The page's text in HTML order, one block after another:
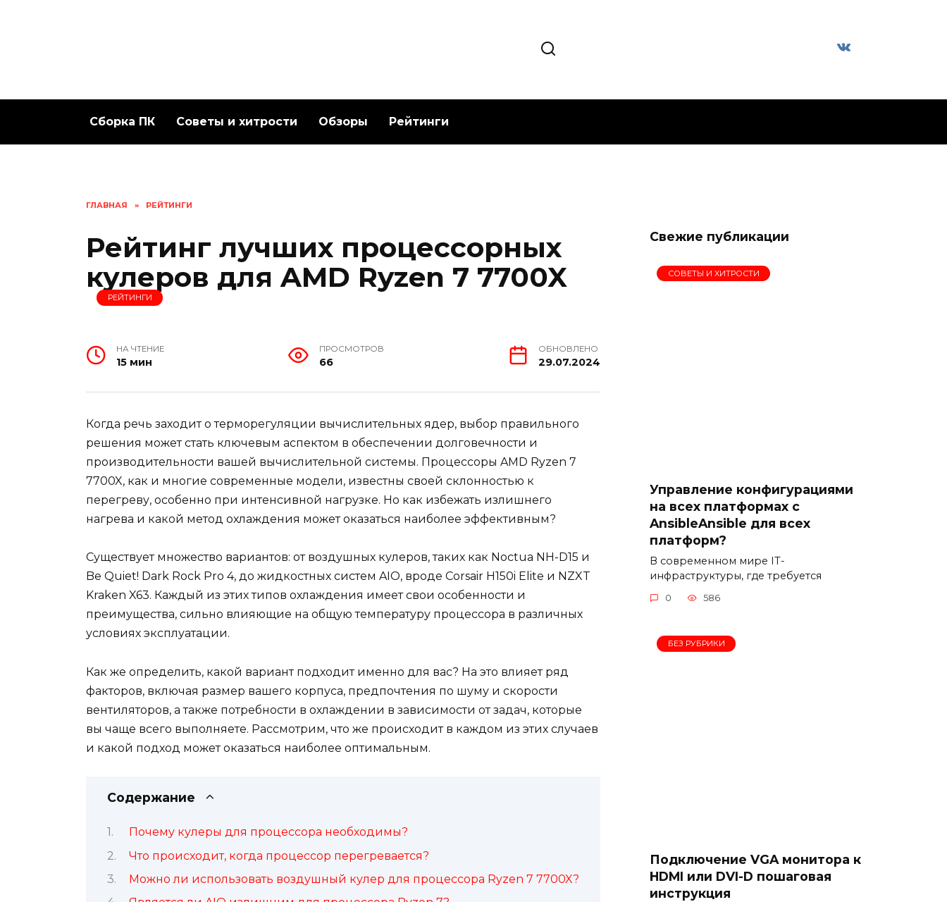
Сборка ПК Советы и хитрости Обзоры Рейтинги
ГЛАВНАЯ » РЕЙТИНГИ
Рейтинг лучших процессорных
кулеров для AMD Ryzen 7 7700X
РЕЙТИНГИ
НА ЧТЕНИЕ
15 мин
ПРОСМОТРОВ
66
ОБНОВЛЕНО
29.07.2024
Когда речь заходит о терморегуляции вычислительных ядер, выбор правильного
решения может стать ключевым аспектом в обеспечении долговечности и
производительности вашей вычислительной системы. Процессоры AMD Ryzen 7
7700X, как и многие современные модели, известны своей склонностью к
перегреву, особенно при интенсивной нагрузке. Но как избежать излишнего
нагрева и какой метод охлаждения может оказаться наиболее эффективным?
Существует множество вариантов: от воздушных кулеров, таких как Noctua NH-D15 и
Be Quiet! Dark Rock Pro 4, до жидкостных систем AIO, вроде Corsair H150i Elite и NZXT
Kraken X63. Каждый из этих типов охлаждения имеет свои особенности и
преимущества, сильно влияющие на общую температуру процессора в различных
условиях эксплуатации.
Как же определить, какой вариант подходит именно для вас? На это влияет ряд
факторов, включая размер вашего корпуса, предпочтения по шуму и скорости
вентиляторов, а также потребности в охлаждении в зависимости от задач, которые
вы чаще всего выполняете. Рассмотрим, что же происходит в каждом из этих случаев
и какой подход может оказаться наиболее оптимальным.
Содержание
Почему кулеры для процессора необходимы?
Что происходит, когда процессор перегревается?
Можно ли использовать воздушный кулер для процессора Ryzen 7 7700X?
Свежие публикации
СОВЕТЫ И ХИТРОСТИ
Управление конфигурациями
на всех платформах с
AnsibleAnsible для всех
платформ?
В современном мире IT-
инфраструктуры, где требуется
0 586
БЕЗ РУБРИКИ
Подключение VGA монитора к
HDMI или DVI-D пошаговая
инструкция